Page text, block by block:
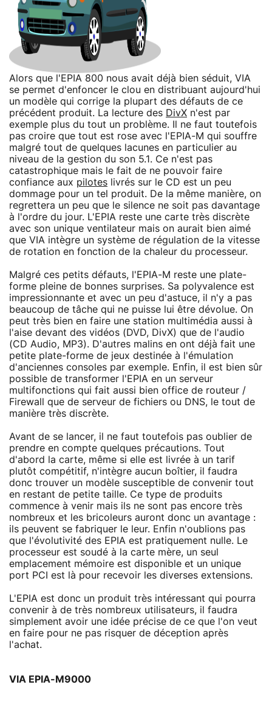
Alors que l'EPIA 800 nous avait déjà bien séduit, VIA
se permet d'enfoncer le clou en distribuant aujourd'hui
un modèle qui corrige la plupart des défauts de ce
précédent produit. La lecture des DivX n'est par
exemple plus du tout un problème. Il ne faut toutefois
pas croire que tout est rose avec l'EPIA-M qui souffre
malgré tout de quelques lacunes en particulier au
niveau de la gestion du son 5.1. Ce n'est pas
catastrophique mais le fait de ne pouvoir faire
confiance aux pilotes livrés sur le CD est un peu
dommage pour un tel produit. De la même manière, on
regrettera un peu que le silence ne soit pas davantage
à l'ordre du jour. L'EPIA reste une carte très discrète
avec son unique ventilateur mais on aurait bien aimé
que VIA intègre un système de régulation de la vitesse
de rotation en fonction de la chaleur du processeur.
Malgré ces petits défauts, l'EPIA-M reste une plate-
forme pleine de bonnes surprises. Sa polyvalence est
impressionnante et avec un peu d'astuce, il n'y a pas
beaucoup de tâche qui ne puisse lui être dévolue. On
peut très bien en faire une station multimédia aussi à
l'aise devant des vidéos (DVD, DivX) que de l'audio
(CD Audio, MP3). D'autres malins en ont déjà fait une
petite plate-forme de jeux destinée à l'émulation
d'anciennes consoles par exemple. Enfin, il est bien sûr
possible de transformer l'EPIA en un serveur
multifonctions qui fait aussi bien office de routeur /
Firewall que de serveur de fichiers ou DNS, le tout de
manière très discrète.
Avant de se lancer, il ne faut toutefois pas oublier de
prendre en compte quelques précautions. Tout
d'abord la carte, même si elle est livrée à un tarif
plutôt compétitif, n'intègre aucun boîtier, il faudra
donc trouver un modèle susceptible de convenir tout
en restant de petite taille. Ce type de produits
commence à venir mais ils ne sont pas encore très
nombreux et les bricoleurs auront donc un avantage :
ils peuvent se fabriquer le leur. Enfin n'oublions pas
que l'évolutivité des EPIA est pratiquement nulle. Le
processeur est soudé à la carte mère, un seul
emplacement mémoire est disponible et un unique
port PCI est là pour recevoir les diverses extensions.
L'EPIA est donc un produit très intéressant qui pourra
convenir à de très nombreux utilisateurs, il faudra
simplement avoir une idée précise de ce que l'on veut
en faire pour ne pas risquer de déception après
l'achat.
VIA EPIA-M9000